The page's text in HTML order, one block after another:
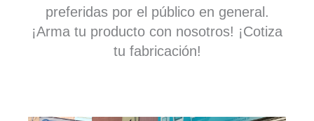
preferidas por el público en general.
¡Arma tu producto con nosotros! ¡Cotiza
tu fabricación!